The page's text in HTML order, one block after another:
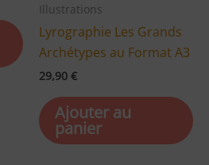
Illustrations
Lyrographie Les Grands
Archétypes au Format A3
29,90 €
Ajouter au
panier